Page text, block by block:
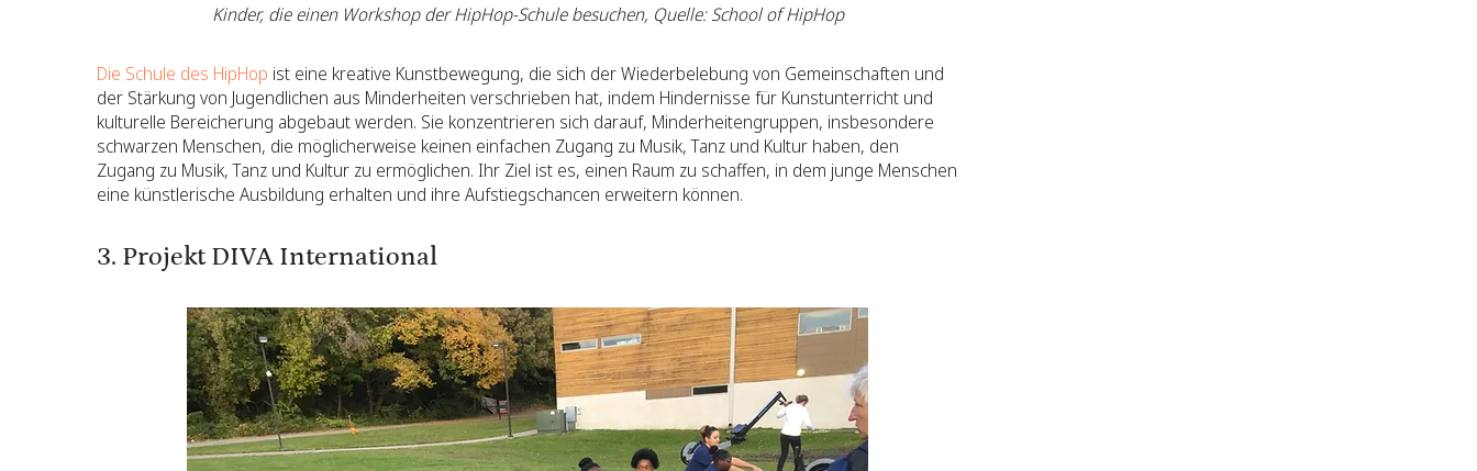
Kinder, die einen Workshop der HipHop-Schule besuchen, Quelle: School of HipHop
Die Schule des HipHop ist eine kreative Kunstbewegung, die sich der Wiederbelebung von Gemeinschaften und
der Stärkung von Jugendlichen aus Minderheiten verschrieben hat, indem Hindernisse für Kunstunterricht und
kulturelle Bereicherung abgebaut werden. Sie konzentrieren sich darauf, Minderheitengruppen, insbesondere
schwarzen Menschen, die möglicherweise keinen einfachen Zugang zu Musik, Tanz und Kultur haben, den
Zugang zu Musik, Tanz und Kultur zu ermöglichen. Ihr Ziel ist es, einen Raum zu schaffen, in dem junge Menschen
eine künstlerische Ausbildung erhalten und ihre Aufstiegschancen erweitern können.
3. Projekt DIVA International